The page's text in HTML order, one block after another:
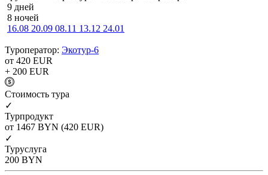
9 дней
8 ночей
16.08 20.09 08.11 13.12 24.01
Туроператор: Экотур-6
от 420 EUR
+ 200 EUR
Cтоимость тура
✓
Турпродукт
от 1467 BYN (420 EUR)
✓
Туруслуга
200 BYN